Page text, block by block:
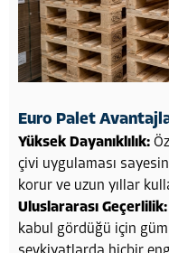
Euro Palet
Yüksek Dayanıklılık:
çivi uygulaması
korur ve uzun yıllar
Uluslararası Geçerlilik:
kabul gördüğü için